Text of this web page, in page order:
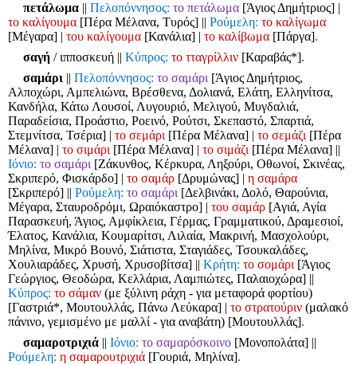
πετάλωμα || Πελοπόννησος: το πετάλωμα[Άγιος Δημήτριος] |
το καλίγουμα [Πέρα Μέλανα, Τυρός] || Ρούμελη: το καλίγωμα
[Μέγαρα] | του καλίγουμα [Κανάλια] | το καλίβωμα [Πάργα].
σαγή/ ιπποσκευή || Κύπρος: το τταγρίλλιν[Καραβάς*].
σαμάρι || Πελοπόννησος: το σαμάρι [Άγιος Δημήτριος,
Αλποχώρι, Αμπελιώνα, Βρέσθενα, Δολιανά, Ελάτη, Ελληνίτσα,
Κανδήλα, Κάτω Λουσοί, Λυγουριό, Μελιγού, Μυγδαλιά,
Παραδείσια, Προάστιο, Ροεινό, Ρούτσι, Σκεπαστό, Σπαρτιά,
Στεμνίτσα, Τσέρια] | το σεμάρι [Πέρα Μέλανα] | το σεμάζι [Πέρα
Μέλανα] | το σιμάρι [Πέρα Μέλανα] | το σιμάζι [Πέρα Μέλανα] ||
Ιόνιο: το σαμάρι [Ζάκυνθος, Κέρκυρα, Ληξούρι, Οθωνοί, Σκινέας,
Σκριπερό, Φισκάρδο] | το σαμάρ [Δρυμώνας] | η σαμάρα
[Σκριπερό] || Ρούμελη: το σαμάρι [Δελβινάκι, Δολό, Θαρούνια,
Μέγαρα, Σταυροδρόμι, Ωραιόκαστρο] | του σαμάρ [Αγιά, Αγία
Παρασκευή, Άγιος, Αμφίκλεια, Γέρμας, Γραμματικού, Δραμεσιοί,
Έλατος, Κανάλια, Κουμαρίτσι, Λιλαία, Μακρινή, Μασχολούρι,
Μηλίνα, Μικρό Βουνό, Σιάτιστα, Σταγιάδες, Τσουκαλάδες,
Χουλιαράδες, Χρυσή, Χρυσοβίτσα] || Κρήτη: το σομάρι [Άγιος
Γεώργιος, Θεοδώρα, Κελλάρια, Λαμπιώτες, Παλαιοχώρα] ||
Κύπρος: το σάμαν (με ξύλινη ράχη - για μεταφορά φορτίου)
[Γαστριά*, Μουτουλλάς, Πάνω Λεύκαρα] | το στρατούριν (μαλακό
πάνινο, γεμισμένο με μαλλί - για αναβάτη) [Μουτουλλάς].
σαμαροτριχιά || Ιόνιο: το σαμαρόσκοινο[Μονοπολάτα]||
Ρούμελη: η σαμαρουτριχιά [Γουριά, Μηλίνα].